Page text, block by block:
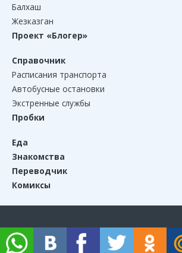
Балхаш
Жезказган
Проект «Блогер»
Справочник
Расписания транспорта
Автобусные остановки
Экстренные службы
Пробки
Еда
Знакомства
Переводчик
Комиксы